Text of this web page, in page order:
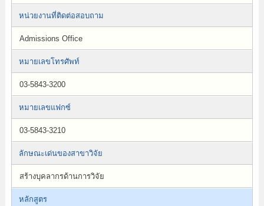
หน่วยงานที่ติดต่อสอบถาม
Admissions Office
หมายเลขโทรศัพท์
03-5843-3200
หมายเลขแฟกซ์
03-5843-3210
ลักษณะเด่นของสาขาวิจัย
สร้างบุคลากรด้านการวิจัย
หลักสูตร